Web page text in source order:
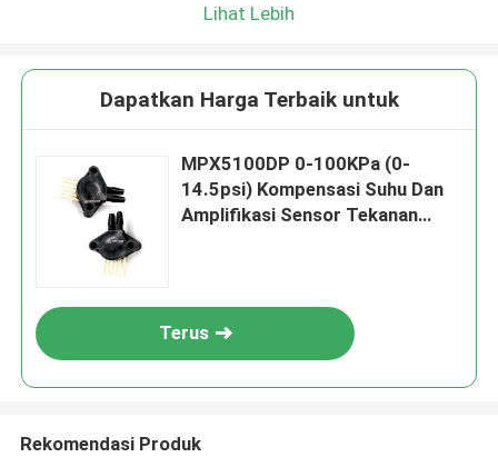
Lihat Lebih
Dapatkan Harga Terbaik untuk
MPX5100DP 0-100KPa (0-
14.5psi) Kompensasi Suhu Dan
Amplifikasi Sensor Tekanan
Terus
Rekomendasi Produk